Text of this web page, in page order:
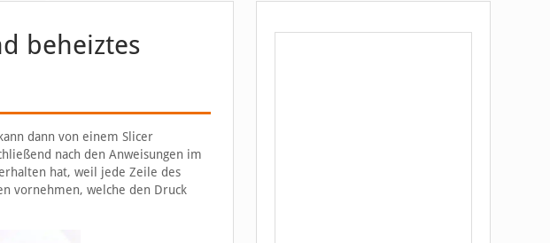
beheiztes
dann von einem Slicer
nach den Anweisungen im
hat, weil jede Zeile des
vornehmen, welche den Druck